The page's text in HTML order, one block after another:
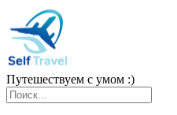
Путешествуем с умом :)